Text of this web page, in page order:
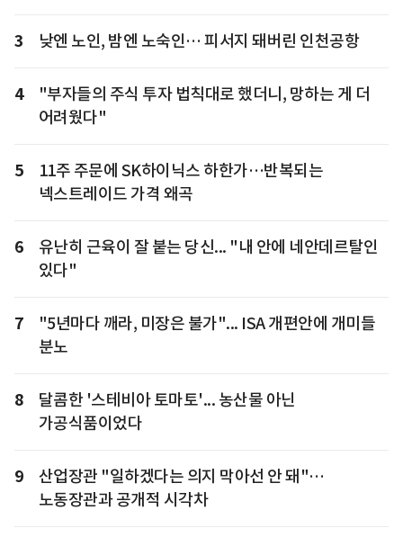
3 낮엔 노인, 밤엔 노숙인… 피서지 돼버린 인천공항
4
"부자들의 주식 투자 법칙대로 했더니, 망하는 게 더
어려웠다"
5
11주 주문에 SK하이닉스 하한가…반복되는
넥스트레이드 가격 왜곡
6
유난히 근육이 잘 붙는 당신... "내 안에 네안데르탈인
있다"
7
"5년마다 깨라, 미장은 불가"... ISA 개편안에 개미들
분노
8
달콤한 '스테비아 토마토'... 농산물 아닌
가공식품이었다
9
산업장관 "일하겠다는 의지 막아선 안 돼"…
노동장관과 공개적 시각차